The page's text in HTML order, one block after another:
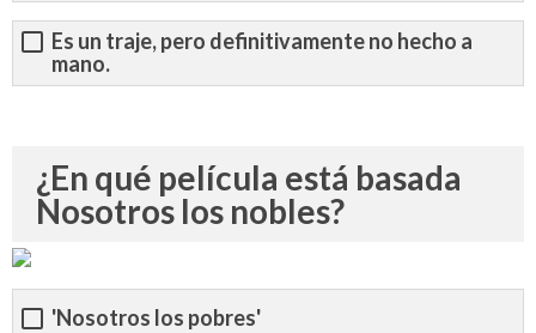
Es un traje, pero definitivamente no hecho a
mano.
¿En qué película está basada
Nosotros los nobles?
'Nosotros los pobres'